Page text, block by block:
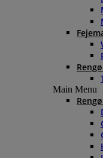
Main Menu